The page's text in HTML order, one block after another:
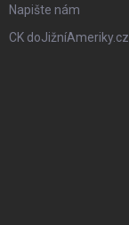
Napište nám
CK doJižníAmeriky.cz